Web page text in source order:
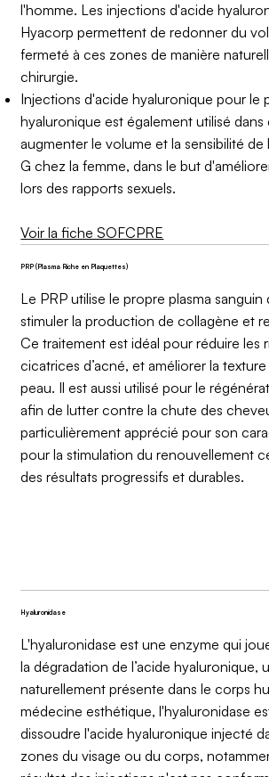
l'homme. Les injections d'acide
Hyacorp permettent de redonner du
fermeté à ces zones de manière
chirurgie.
Injections d'acide hyaluronique pour le
hyaluronique est également utilisé
augmenter le volume et la sensibilité
G chez la femme, dans le but
lors des rapports sexuels.
Voir la fiche SOFCPRE
PRP (Plasma Riche en Plaquettes)
Le PRP utilise le propre plasma
stimuler la production de collagène et
Ce traitement est idéal pour réduire les
cicatrices d’acné, et améliorer la
peau. Il est aussi utilisé pour le
afin de lutter contre la chute des
particulièrement apprécié pour son
pour la stimulation du renouvellement
des résultats progressifs et durables.
Hyaluronidase
L'hyaluronidase est une enzyme qui
la dégradation de l’acide hyaluronique,
naturellement présente dans le corps
médecine esthétique, l'hyaluronidase
dissoudre l'acide hyaluronique injecté
zones du visage ou du corps,